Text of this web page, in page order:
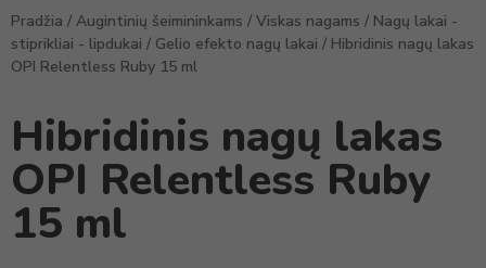
Pradžia / Augintinių šeimininkams / Viskas nagams / Nagų lakai -
stiprikliai - lipdukai / Gelio efekto nagų lakai / Hibridinis nagų lakas
OPI Relentless Ruby 15 ml
Hibridinis nagų lakas
OPI Relentless Ruby
15 ml